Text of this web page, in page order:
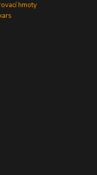
hmoty